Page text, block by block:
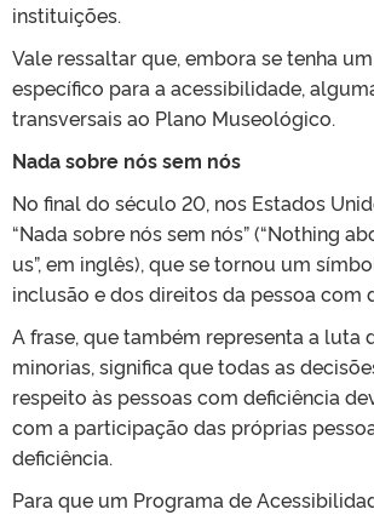
instituições.
Vale ressaltar que, embora se tenha
específico para a acessibilidade,
transversais ao Plano Museológico.
Nada sobre nós sem nós
No final do século 20, nos Estados
“Nada sobre nós sem nós” (“Nothing
us”, em inglês), que se tornou um
inclusão e dos direitos da pessoa com
A frase, que também representa a luta
minorias, significa que todas as
respeito às pessoas com deficiência
com a participação das próprias
deficiência.
Para que um Programa de